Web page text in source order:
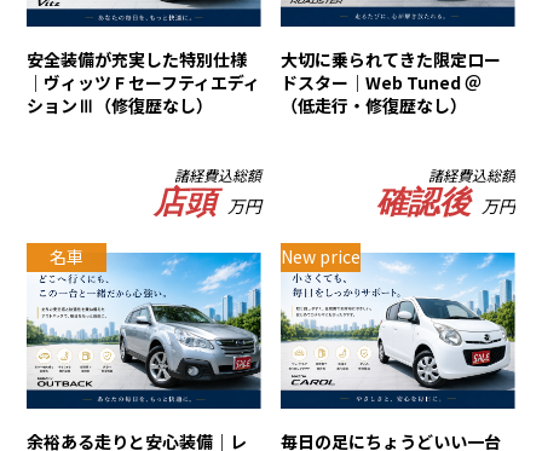
安全装備が充実した特別仕様
｜ヴィッツ F セーフティエディ
ションⅢ（修復歴なし）
諸経費込総額
店頭 万円
大切に乗られてきた限定ロー
ドスター｜Web Tuned ＠
（低走行・修復歴なし）
諸経費込総額
確認後 万円
名車
余裕ある走りと安心装備｜レ
New price
毎日の足にちょうどいい一台